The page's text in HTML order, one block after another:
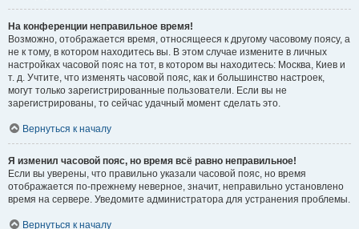
На конференции неправильное время!
Возможно, отображается время, относящееся к другому часовому поясу, а
не к тому, в котором находитесь вы. В этом случае измените в личных
настройках часовой пояс на тот, в котором вы находитесь: Москва, Киев и
т. д. Учтите, что изменять часовой пояс, как и большинство настроек,
могут только зарегистрированные пользователи. Если вы не
зарегистрированы, то сейчас удачный момент сделать это.
Вернуться к началу
Я изменил часовой пояс, но время всё равно неправильное!
Если вы уверены, что правильно указали часовой пояс, но время
отображается по-прежнему неверное, значит, неправильно установлено
время на сервере. Уведомите администратора для устранения проблемы.
Вернуться к началу